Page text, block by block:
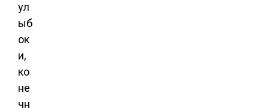
ул
ыб
ок
и,
ко
не
чн